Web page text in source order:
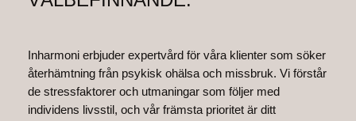
Inharmoni erbjuder expertvård för våra klienter som söker
återhämtning från psykisk ohälsa och missbruk. Vi förstår
de stressfaktorer och utmaningar som följer med
individens livsstil, och vår främsta prioritet är ditt